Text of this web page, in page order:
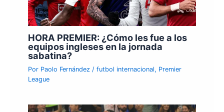
HORA PREMIER: ¿Cómo les fue a los
equipos ingleses en la jornada
sabatina?
Por Paolo Fernández/futbol internacional, Premier
League